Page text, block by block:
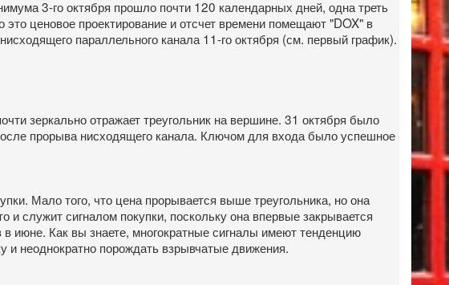
3-го октября прошло почти 120 календарных дней, одна треть
ценовое проектирование и отсчет времени помещают "DOX" в
параллельного канала 11-го октября (см. первый график).
зеркально отражает треугольник на вершине. 31 октября было
прорыва нисходящего канала. Ключом для входа было успешное
Мало того, что цена прорывается выше треугольника, но она
и служит сигналом покупки, поскольку она впервые закрывается
Как вы знаете, многократные сигналы имеют тенденцию
и неоднократно порождать взрывчатые движения.